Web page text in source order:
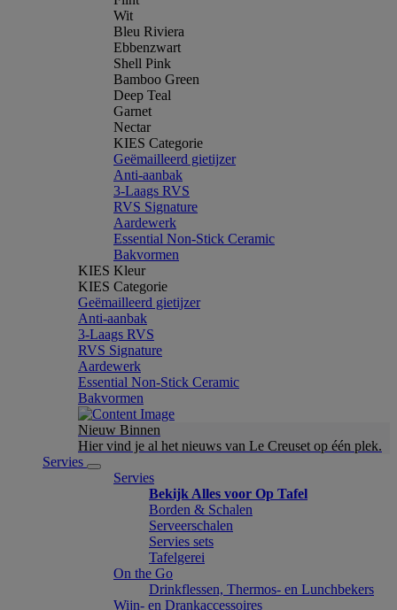
Wit
Bleu Riviera
Ebbenzwart
Shell Pink
Bamboo Green
Deep Teal
Garnet
Nectar
KIES Categorie
Geëmailleerd gietijzer
Anti-aanbak
3-Laags RVS
RVS Signature
Aardewerk
Essential Non-Stick Ceramic
Bakvormen
KIES Kleur
KIES Categorie
Geëmailleerd gietijzer
Anti-aanbak
3-Laags RVS
RVS Signature
Aardewerk
Essential Non-Stick Ceramic
Bakvormen
Nieuw Binnen
Hier vind je al het nieuws van Le Creuset op één plek.
Servies
Servies
Bekijk Alles voor Op Tafel
Borden & Schalen
Serveerschalen
Servies sets
Tafelgerei
On the Go
Drinkflessen, Thermos- en Lunchbekers
Wijn- en Drankaccessoires